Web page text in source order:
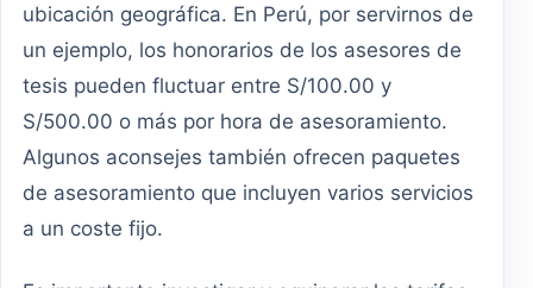
ubicación geográfica. En Perú, por servirnos de
un ejemplo, los honorarios de los asesores de
tesis pueden fluctuar entre S/100.00 y
S/500.00 o más por hora de asesoramiento.
Algunos aconsejes también ofrecen paquetes
de asesoramiento que incluyen varios servicios
a un coste fijo.